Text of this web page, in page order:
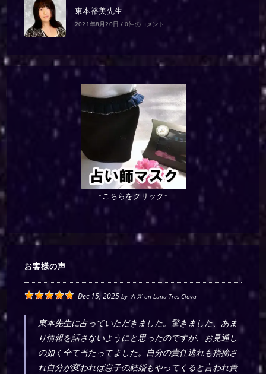
東本裕美先生
2021年8月20日 / 0件のコメント
↑こちらをクリック↑
お客様の声
Dec 15, 2025 by カズonLuna Tres Clova
東本先生に占っていただきました。驚きました、あま
り情報を話さないようにと思ったのですが、お見通し
の如く全て当たってました。自分の責任逃れも指摘さ
れ自分が変われば息子の結婚もやってくると言われ責